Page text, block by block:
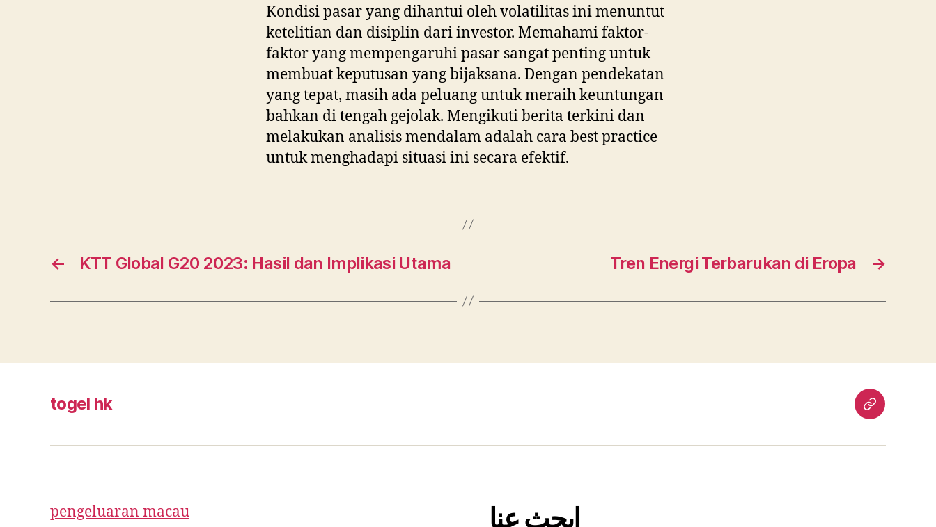
Kondisi pasar yang dihantui oleh volatilitas ini menuntut
ketelitian dan disiplin dari investor. Memahami faktor-
faktor yang mempengaruhi pasar sangat penting untuk
membuat keputusan yang bijaksana. Dengan pendekatan
yang tepat, masih ada peluang untuk meraih keuntungan
bahkan di tengah gejolak. Mengikuti berita terkini dan
melakukan analisis mendalam adalah cara best practice
untuk menghadapi situasi ini secara efektif.
← KTT Global G20 2023: Hasil dan Implikasi Utama →
Tren Energi Terbarukan di Eropa
togel hk
togel
pengeluaran macau ابحث عنا